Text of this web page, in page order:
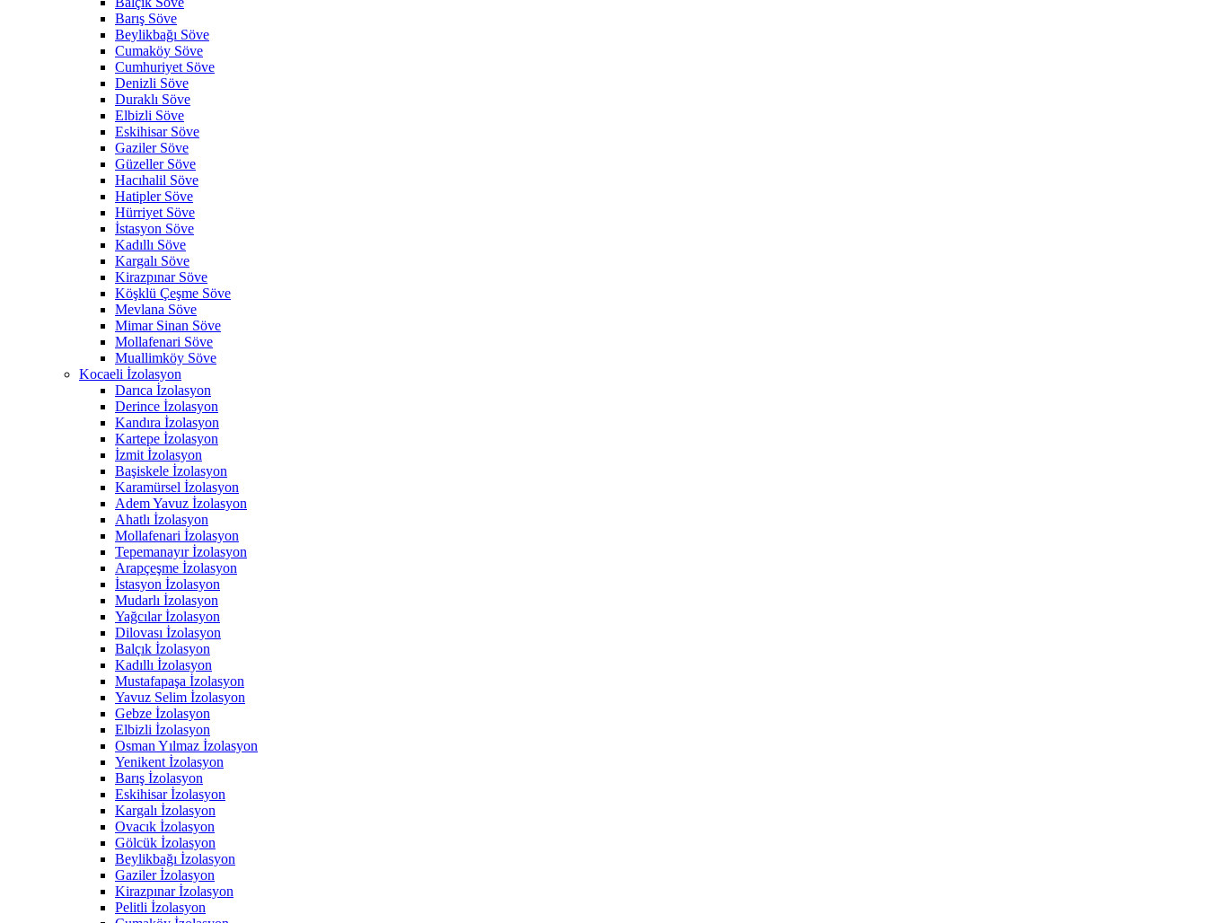
Barış Söve
Beylikbağı Söve
Cumaköy Söve
Cumhuriyet Söve
Denizli Söve
Duraklı Söve
Elbizli Söve
Eskihisar Söve
Gaziler Söve
Güzeller Söve
Hacıhalil Söve
Hatipler Söve
Hürriyet Söve
İstasyon Söve
Kadıllı Söve
Kargalı Söve
Kirazpınar Söve
Köşklü Çeşme Söve
Mevlana Söve
Mimar Sinan Söve
Mollafenari Söve
Muallimköy Söve
Kocaeli İzolasyon
Darıca İzolasyon
Derince İzolasyon
Kandıra İzolasyon
Kartepe İzolasyon
İzmit İzolasyon
Başiskele İzolasyon
Karamürsel İzolasyon
Adem Yavuz İzolasyon
Ahatlı İzolasyon
Mollafenari İzolasyon
Tepemanayır İzolasyon
Arapçeşme İzolasyon
İstasyon İzolasyon
Mudarlı İzolasyon
Yağcılar İzolasyon
Dilovası İzolasyon
Balçık İzolasyon
Kadıllı İzolasyon
Mustafapaşa İzolasyon
Yavuz Selim İzolasyon
Gebze İzolasyon
Elbizli İzolasyon
Osman Yılmaz İzolasyon
Yenikent İzolasyon
Barış İzolasyon
Eskihisar İzolasyon
Kargalı İzolasyon
Ovacık İzolasyon
Gölcük İzolasyon
Beylikbağı İzolasyon
Gaziler İzolasyon
Kirazpınar İzolasyon
Pelitli İzolasyon